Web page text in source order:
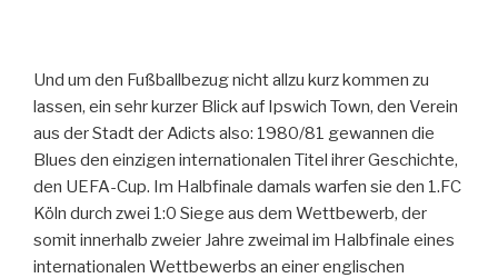
Und um den Fußballbezug nicht allzu kurz kommen zu
lassen, ein sehr kurzer Blick auf Ipswich Town, den Verein
aus der Stadt der Adicts also: 1980/81 gewannen die
Blues den einzigen internationalen Titel ihrer Geschichte,
den UEFA-Cup. Im Halbfinale damals warfen sie den 1.FC
Köln durch zwei 1:0 Siege aus dem Wettbewerb, der
somit innerhalb zweier Jahre zweimal im Halbfinale eines
internationalen Wettbewerbs an einer englischen